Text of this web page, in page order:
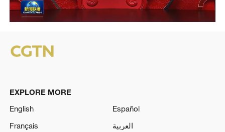
EXPLORE MORE
English
Español
Français
العربية